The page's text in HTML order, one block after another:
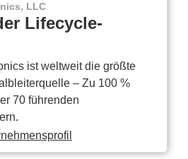
LLC
Lifecycle-
ist weltweit die größte
– Zu 100 %
70 führenden